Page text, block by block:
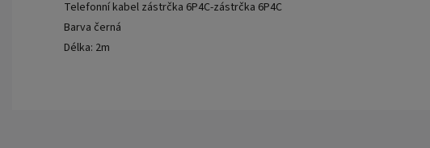
Telefonní kabel zástrčka 6P4C-zástrčka 6P4C
Barva černá
Délka: 2m